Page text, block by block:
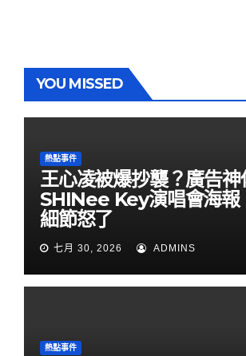
YOU MISSED
熱點事件
王心凌被爆抄襲？廣告神
SHINee Key演唱會海
細節怒了
七月 30, 2026 ADMINS
熱點事件